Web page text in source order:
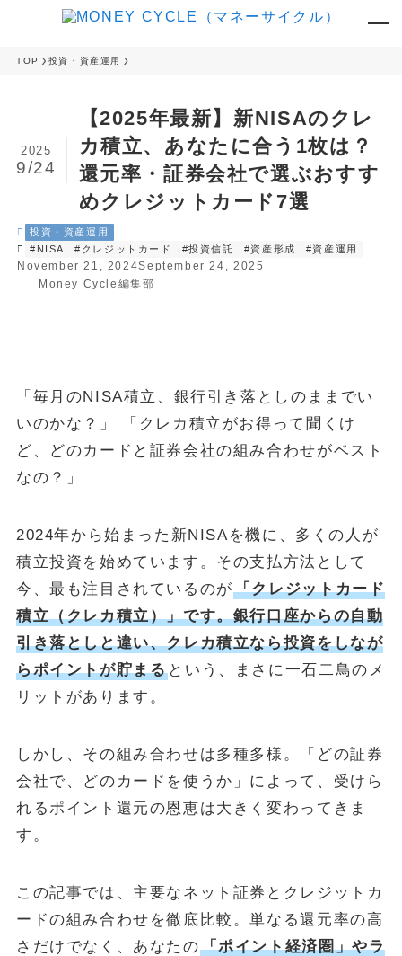
TOP 投資・資産運用
【2025年最新】新NISAのクレ
カ積立、あなたに合う1枚は？
還元率・証券会社で選ぶおすす
めクレジットカード7選
2025
9/24
投資・資産運用
#NISA
#クレジットカード #投資信託 #資産形成 #資産運用
November 21, 2024September 24, 2025
Money Cycle編集部
「毎月のNISA積立、銀行引き落としのままでい
いのかな？」 「クレカ積立がお得って聞くけ
ど、どのカードと証券会社の組み合わせがベスト
なの？」
2024年から始まった新NISAを機に、多くの人が
積立投資を始めています。その支払方法として
今、最も注目されているのが 「クレジットカード
積立（クレカ積立）」です。銀行口座からの自動
引き落としと違い、クレカ積立なら投資をしなが
らポイントが貯まる という、まさに一石二鳥のメ
リットがあります。
しかし、その組み合わせは多種多様。「どの証券
会社で、どのカードを使うか」によって、受けら
れるポイント還元の恩恵は大きく変わってきま
す。
この記事では、主要なネット証券とクレジットカ
ードの組み合わせを徹底比較。単なる還元率の高
さだけでなく、あなたの「ポイント経済圏」やラ